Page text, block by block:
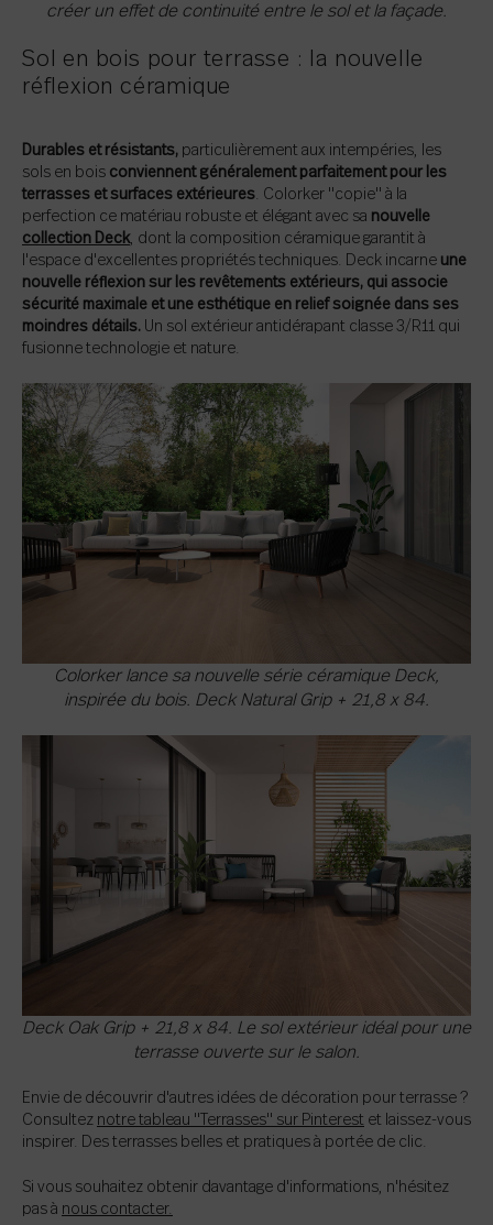
créer un effet de continuité entre le sol et la façade.
Sol en bois pour terrasse : la nouvelle
réflexion céramique
Durables et résistants, particulièrement aux intempéries, les
sols en bois conviennent généralement parfaitement pour les
terrasses et surfaces extérieures. Colorker "copie" à la
perfection ce matériau robuste et élégant avec sa nouvelle
collection Deck, dont la composition céramique garantit à
l'espace d'excellentes propriétés techniques. Deck incarne une
nouvelle réflexion sur les revêtements extérieurs, qui associe
sécurité maximale et une esthétique en relief soignée dans ses
moindres détails. Un sol extérieur antidérapant classe 3/R11 qui
fusionne technologie et nature.
Colorker lance sa nouvelle série céramique Deck,
inspirée du bois. Deck Natural Grip + 21,8 x 84.
Deck Oak Grip + 21,8 x 84. Le sol extérieur idéal pour une
terrasse ouverte sur le salon.
Envie de découvrir d'autres idées de décoration pour terrasse ?
Consultez notre tableau "Terrasses" sur Pinterest et laissez-vous
inspirer. Des terrasses belles et pratiques à portée de clic.
Si vous souhaitez obtenir davantage d'informations, n'hésitez
pas à nous contacter.